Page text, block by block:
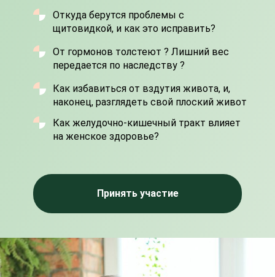
Принять участие
Откуда берутся проблемы с
щитовидкой, и как это исправить?
От гормонов толстеют ? Лишний вес
передается по наследству ?
Как избавиться от вздутия живота, и,
наконец, разглядеть свой плоский живот
Как желудочно-кишечный тракт влияет
на женское здоровье?